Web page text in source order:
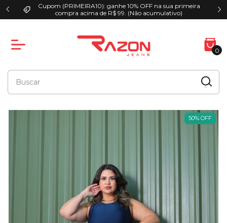
Cupom (PRIMEIRA10): ganhe 10% OFF na sua primeira
compra acima de R$ 99. (Não acumulativo)
0
50% OFF